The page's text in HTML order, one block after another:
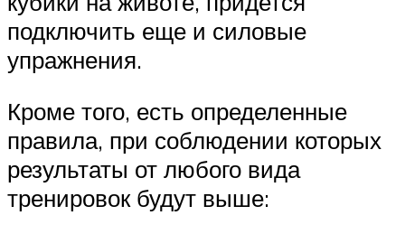
подключить еще и силовые
упражнения.
Кроме того, есть определенные
правила, при соблюдении которых
результаты от любого вида
тренировок будут выше: